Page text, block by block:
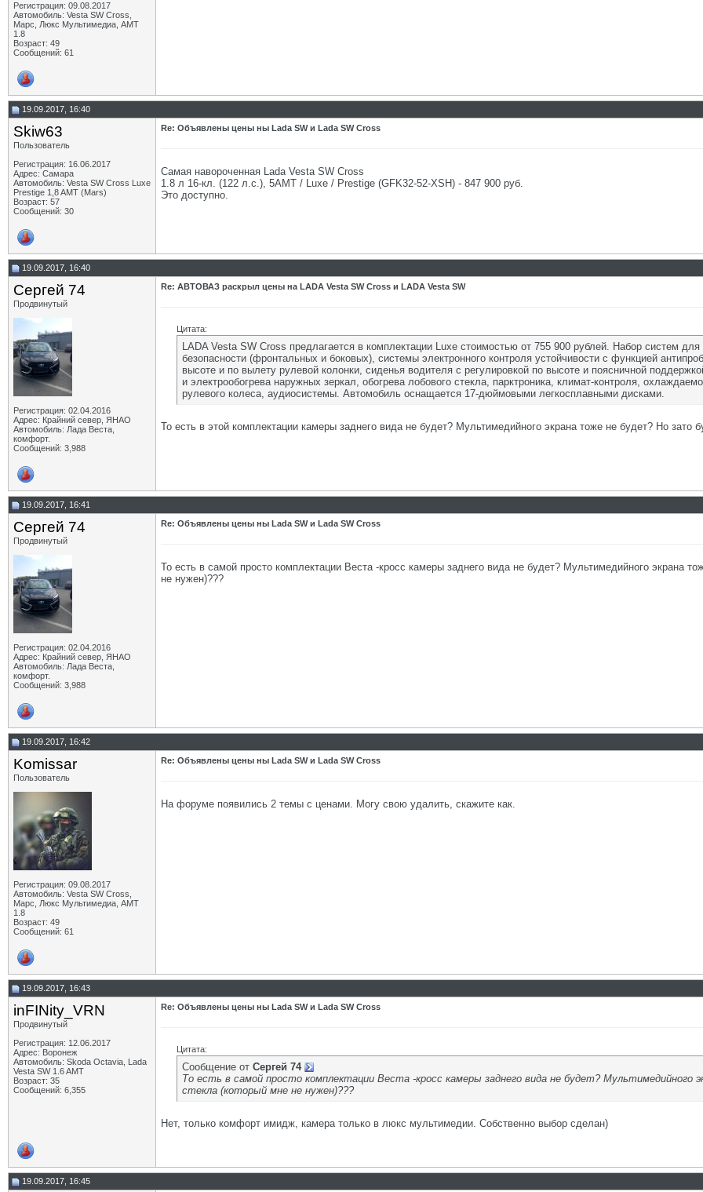
Регистрация: 09.08.2017
Автомобиль: Vesta SW Cross,
Марс, Люкс Мультимедиа, АМТ
1.8
Возраст: 49
Сообщений: 61
19.09.2017, 16:40
Skiw63
Пользователь
Регистрация: 16.06.2017
Адрес: Самара
Автомобиль: Vesta SW Cross Luxe
Prestige 1,8 AMT (Mars)
Возраст: 57
Сообщений: 30
Re: Объявлены цены ны Lada SW и Lada SW Cross
Самая навороченная Lada Vesta SW Cross
1.8 л 16-кл. (122 л.с.), 5АМТ / Luxe / Prestige (GFK32-52-XSH) - 847 900 руб.
Это доступно.
19.09.2017, 16:40
Сергей 74
Продвинутый
Регистрация: 02.04.2016
Адрес: Крайний север, ЯНАО
Автомобиль: Лада Веста,
комфорт.
Сообщений: 3,988
Re: АВТОВАЗ раскрыл цены на LADA Vesta SW Cross и LADA Vesta SW
Цитата:
LADA Vesta SW Cross предлагается в комплектации Luxe стоимостью от 755 900 рублей. Набор систем
безопасности (фронтальных и боковых), системы электронного контроля устойчивости с функцией
высоте и по вылету рулевой колонки, сиденья водителя с регулировкой по высоте и поясничной
и электрообогрева наружных зеркал, обогрева лобового стекла, парктроника, климат-контроля,
рулевого колеса, аудиосистемы. Автомобиль оснащается 17-дюймовыми легкосплавными дисками.
То есть в этой комплектации камеры заднего вида не будет? Мультимедийного экрана тоже не будет? Но зато
19.09.2017, 16:41
Сергей 74
Продвинутый
Регистрация: 02.04.2016
Адрес: Крайний север, ЯНАО
Автомобиль: Лада Веста,
комфорт.
Сообщений: 3,988
Re: Объявлены цены ны Lada SW и Lada SW Cross
То есть в самой просто комплектации Веста -кросс камеры заднего вида не будет? Мультимедийного экрана
не нужен)???
19.09.2017, 16:42
Komissar
Пользователь
Регистрация: 09.08.2017
Автомобиль: Vesta SW Cross,
Марс, Люкс Мультимедиа, АМТ
1.8
Возраст: 49
Сообщений: 61
Re: Объявлены цены ны Lada SW и Lada SW Cross
На форуме появились 2 темы с ценами. Могу свою удалить, скажите как.
19.09.2017, 16:43
inFINity_VRN
Продвинутый
Регистрация: 12.06.2017
Адрес: Воронеж
Автомобиль: Skoda Octavia, Lada
Vesta SW 1.6 AMT
Возраст: 35
Сообщений: 6,355
Re: Объявлены цены ны Lada SW и Lada SW Cross
Цитата:
Сообщение от Сергей 74
То есть в самой просто комплектации Веста -кросс камеры заднего вида не будет?
стекла (который мне не нужен)???
Нет, только комфорт имидж, камера только в люкс мультимедии. Собственно выбор сделан)
19.09.2017, 16:45